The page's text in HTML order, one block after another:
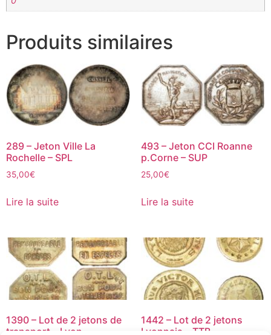
Produits similaires
289 – Jeton Ville La
Rochelle – SPL
35,00€
Lire la suite
493 – Jeton CCI Roanne
p.Corne – SUP
25,00€
Lire la suite
1390 – Lot de 2 jetons de
transport – Lyon –
1442 – Lot de 2 jetons
Lyonnais – TTB